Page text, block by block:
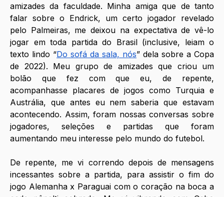
amizades da faculdade. Minha amiga que de tanto
falar sobre o Endrick, um certo jogador revelado
pelo Palmeiras, me deixou na expectativa de vê-lo
jogar em toda partida do Brasil (inclusive, leiam o
texto lindo “Do sofá da sala, nós” dela sobre a Copa
de 2022). Meu grupo de amizades que criou um
bolão que fez com que eu, de repente,
acompanhasse placares de jogos como Turquia e
Austrália, que antes eu nem saberia que estavam
acontecendo. Assim, foram nossas conversas sobre
jogadores, seleções e partidas que foram
aumentando meu interesse pelo mundo do futebol.
De repente, me vi correndo depois de mensagens
incessantes sobre a partida, para assistir o fim do
jogo Alemanha x Paraguai com o coração na boca a